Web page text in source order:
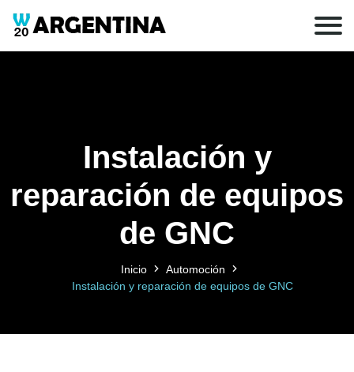
Instalación y
reparación de equipos
de GNC
Inicio
Automoción
Instalación y reparación de equipos de GNC